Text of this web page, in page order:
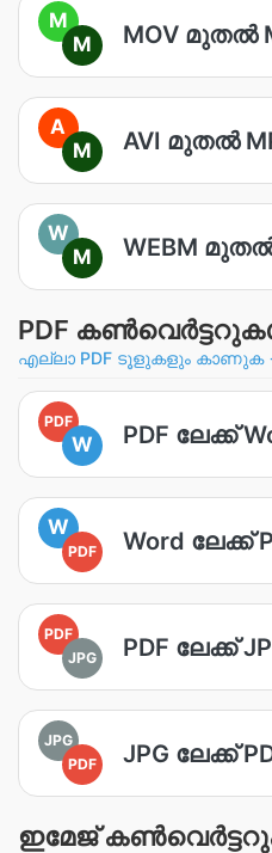
M
M
MOV മുതൽ
A
M
AVI മുതൽ
W
M
WEBM
PDF
എല്ലാ PDF ടൂളുകളും കാണുക
PDF
W PDF ലേക്ക്
W
PDF Word ലേക്ക്
PDF
JPG
PDF ലേക്ക്
JPG
PDF
JPG ലേക്ക്
ഇമേജ്